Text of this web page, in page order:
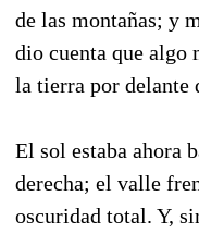
de las montañas; y
dio cuenta que algo
la tierra por delante
El sol estaba ahora
derecha; el valle
oscuridad total. Y,